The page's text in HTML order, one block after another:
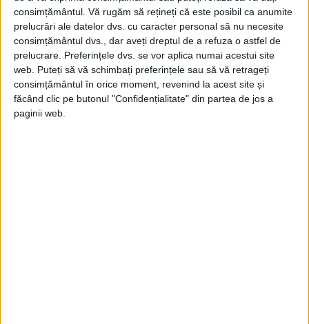
consimțământul. Vă rugăm să rețineți că este posibil ca anumite
prelucrări ale datelor dvs. cu caracter personal să nu necesite
consimțământul dvs., dar aveți dreptul de a refuza o astfel de
prelucrare. Preferințele dvs. se vor aplica numai acestui site
web. Puteți să vă schimbați preferințele sau să vă retrageți
consimțământul în orice moment, revenind la acest site și
făcând clic pe butonul "Confidențialitate" din partea de jos a
paginii web.
ARTICOLE ONLINE
De la conflict intern la stat: Instituția domniei valahe și
familiile de boieri de margine
Primii boieri buzoieni atestați sunt în vremea lui Dan al II-lea,
în număr de patru. Mari...